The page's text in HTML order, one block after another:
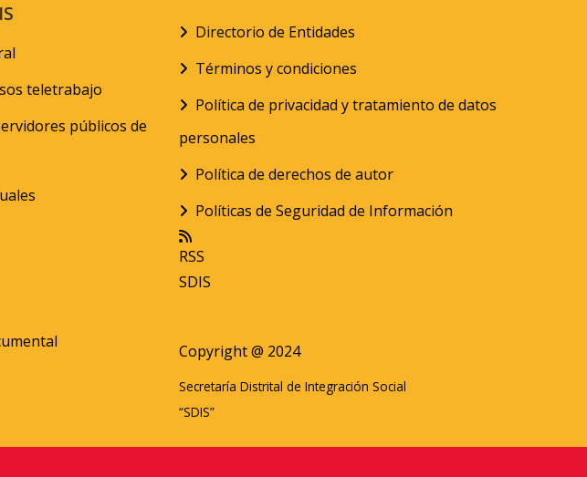
teletrabajo
públicos de
Directorio de Entidades
Términos y condiciones
Política de privacidad y tratamiento de datos
personales
Política de derechos de autor
Políticas de Seguridad de Información
RSS
SDIS
Copyright @ 2024
Secretaría Distrital de Integración Social
“SDIS”